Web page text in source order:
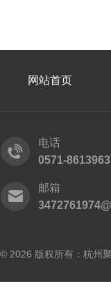
网站首页
电话
0571-
邮箱
© 2026 版权所有：杭州